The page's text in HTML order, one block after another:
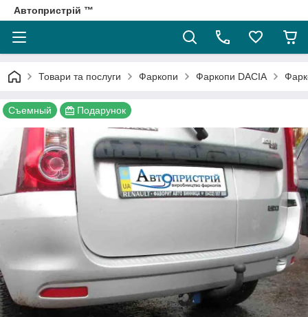
Автопристрій ™
Товари та послуги Фаркопи Фаркопи DACIA
Съемный Подарунок